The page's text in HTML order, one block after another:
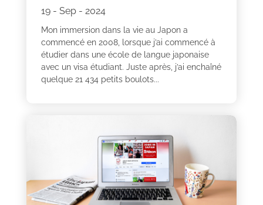
19 - Sep - 2024
Mon immersion dans la vie au Japon a
commencé en 2008, lorsque j’ai commencé à
étudier dans une école de langue japonaise
avec un visa étudiant. Juste après, j’ai enchaîné
quelque 21 434 petits boulots...